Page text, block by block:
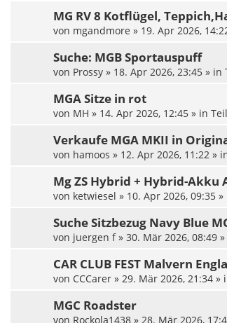
MG RV 8 Kotflügel,
von mgandmore » 19. Apr 2026,
Suche: MGB Sportauspuff
von Prossy » 18. Apr 2026, 23:45 » in
MGA Sitze in rot
von MH » 14. Apr 2026, 12:45 » in
Verkaufe MGA MKII in
von hamoos » 12. Apr 2026, 11:22 »
Mg ZS Hybrid + Hybrid-
von ketwiesel » 10. Apr 2026, 09:35 »
Suche Sitzbezug Navy Blue
von juergen f» 30. Mär 2026, 08:49
CAR CLUB FEST Malvern
von CCCarer » 29. Mär 2026, 21:34 »
MGC Roadster
von Rockola1438 » 28. Mär 2026,